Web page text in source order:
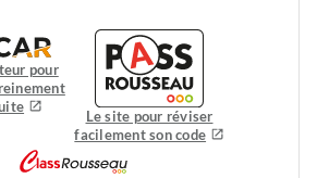
pour
Le site pour réviser
facilement son code